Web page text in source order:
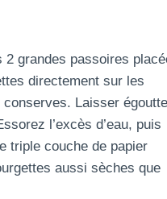
2 grandes passoires
directement sur les
Laisser
l’excès d’eau, puis
triple couche de papier
aussi sèches que